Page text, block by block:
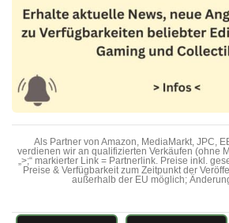
Als Partner von Amazon, MediaMarkt, JPC,
verdienen wir an qualifizierten Verkäufen (ohne
„>;“ markierter Link = Partnerlink. Preise inkl.
Preise & Verfügbarkeit zum Zeitpunkt der
außerhalb der EU möglich;